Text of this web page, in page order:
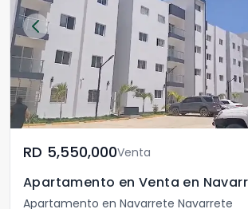
RD	5,550,000Venta
Apartamento en Navarrete Navarrete